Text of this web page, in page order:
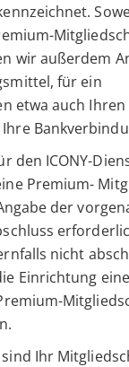
wir außerdem
für ein
etwa auch
den ICONY-
Premium-
der
nicht
Einrichtung
Ihr